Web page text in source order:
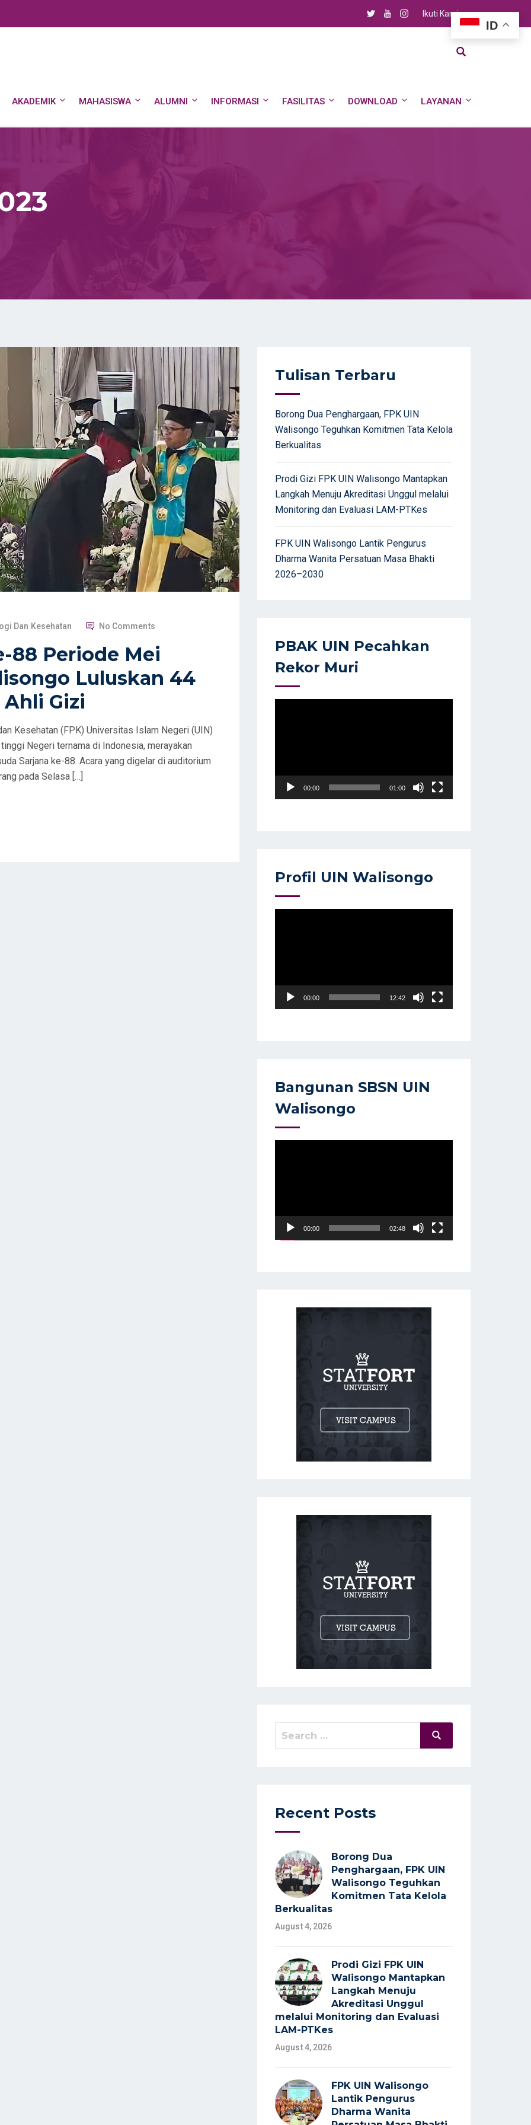
Ikuti Kami
AKADEMIK MAHASISWA ALUMNI INFORMASI FASILITAS DOWNLOAD LAYANAN
Dan Kesehatan No Comments
88 Periode Mei
Luluskan 44
Gizi
Kesehatan (FPK) Universitas Islam Negeri (UIN)
Negeri ternama di Indonesia, merayakan
Sarjana ke-88. Acara yang digelar di auditorium
pada Selasa […]
Tulisan Terbaru
Borong Dua Penghargaan, FPK UIN
Walisongo Teguhkan Komitmen Tata Kelola
Berkualitas
Prodi Gizi FPK UIN Walisongo Mantapkan
Langkah Menuju Akreditasi Unggul melalui
Monitoring dan Evaluasi LAM-PTKes
FPK UIN Walisongo Lantik Pengurus
Dharma Wanita Persatuan Masa Bhakti
2026–2030
PBAK UIN Pecahkan
Rekor Muri
00:00 01:00
Profil UIN Walisongo
00:00 12:42
Bangunan SBSN UIN
Walisongo
00:00 02:48
Search
Search
Recent Posts
Borong Dua
Penghargaan, FPK UIN
Walisongo Teguhkan
Komitmen Tata Kelola
Berkualitas
August 4, 2026
Prodi Gizi FPK UIN
Walisongo Mantapkan
Langkah Menuju
Akreditasi Unggul
melalui Monitoring dan Evaluasi
LAM-PTKes
August 4, 2026
FPK UIN Walisongo
Lantik Pengurus
Dharma Wanita
ID